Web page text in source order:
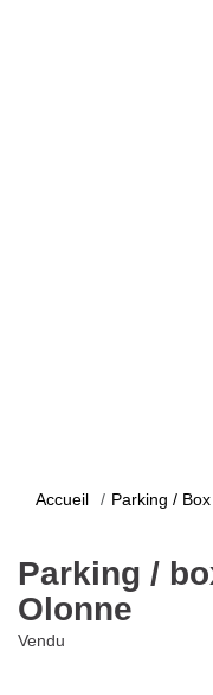
Accueil Parking / Box
Parking /
Olonne
Vendu